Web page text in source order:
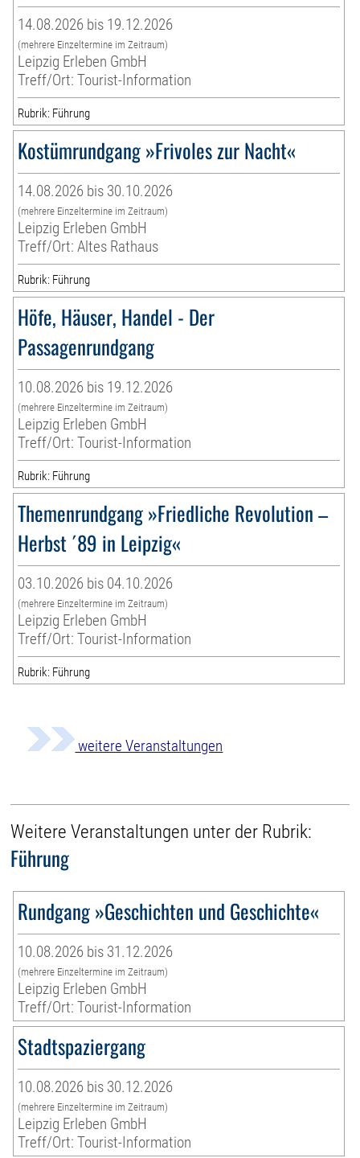
14.08.2026 bis 19.12.2026
(mehrere Einzeltermine im Zeitraum)
Leipzig Erleben GmbH
Treff/Ort: Tourist-Information
Rubrik: Führung
Kostümrundgang »Frivoles zur Nacht«
14.08.2026 bis 30.10.2026
(mehrere Einzeltermine im Zeitraum)
Leipzig Erleben GmbH
Treff/Ort: Altes Rathaus
Rubrik: Führung
Höfe, Häuser, Handel - Der
Passagenrundgang
10.08.2026 bis 19.12.2026
(mehrere Einzeltermine im Zeitraum)
Leipzig Erleben GmbH
Treff/Ort: Tourist-Information
Rubrik: Führung
Themenrundgang »Friedliche Revolution –
Herbst ´89 in Leipzig«
03.10.2026 bis 04.10.2026
(mehrere Einzeltermine im Zeitraum)
Leipzig Erleben GmbH
Treff/Ort: Tourist-Information
Rubrik: Führung
weitere Veranstaltungen
Weitere Veranstaltungen unter der Rubrik:
Führung
Rundgang »Geschichten und Geschichte«
10.08.2026 bis 31.12.2026
(mehrere Einzeltermine im Zeitraum)
Leipzig Erleben GmbH
Treff/Ort: Tourist-Information
Stadtspaziergang
10.08.2026 bis 30.12.2026
(mehrere Einzeltermine im Zeitraum)
Leipzig Erleben GmbH
Treff/Ort: Tourist-Information